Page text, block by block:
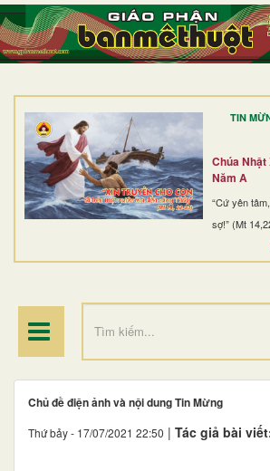
TIN
Chúa Nhật
Năm A
“Cứ yên
sợ!” (Mt
TRANG NHẤT
GIỚI THIỆU
DÒNG TU
BAN MỤC VỤ
ĐOÀN THỂ CG
ĐIỂM HÀNH HƯƠNG
Chủ đề điện ảnh và nội dung Tin Mừng
Thứ bảy - 17/07/2021 22:50 | Tác giả bài